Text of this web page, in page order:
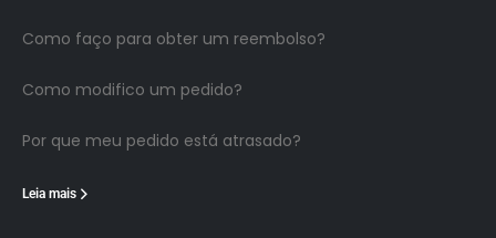
Como faço para obter um reembolso?
Como modifico um pedido?
Por que meu pedido está atrasado?
Leia mais